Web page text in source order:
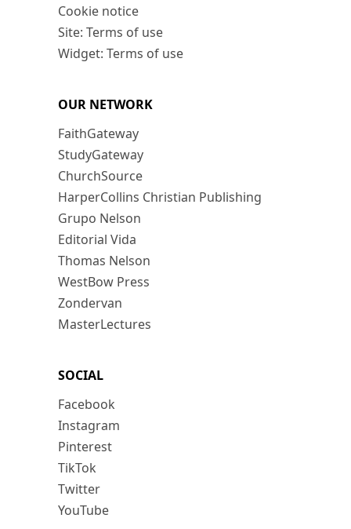
Cookie notice
Site: Terms of use
Widget: Terms of use
OUR NETWORK
FaithGateway
StudyGateway
ChurchSource
HarperCollins Christian Publishing
Grupo Nelson
Editorial Vida
Thomas Nelson
WestBow Press
Zondervan
MasterLectures
SOCIAL
Facebook
Instagram
Pinterest
TikTok
Twitter
YouTube